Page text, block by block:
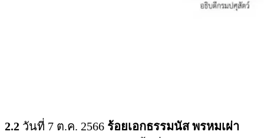
2.2 วันที่ 7 ต.ค. 2566 ร้อยเอกธรรมนัส พรหมเผ่า